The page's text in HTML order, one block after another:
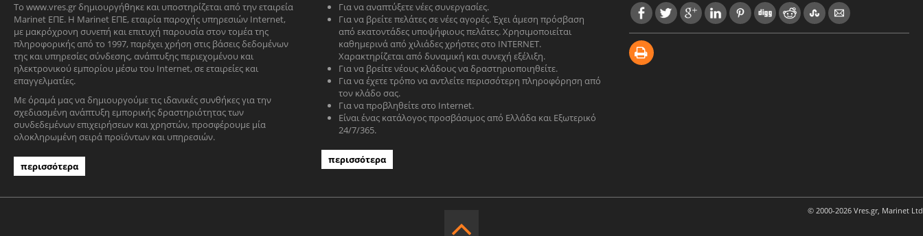
Το www.vres.gr δημιουργήθηκε και υποστηρίζεται από την εταιρεία
Marinet ΕΠΕ. Η Marinet ΕΠΕ, εταιρία παροχής υπηρεσιών Internet,
με μακρόχρονη συνεπή και επιτυχή παρουσία στον τομέα της
πληροφορικής από το 1997, παρέχει χρήση στις βάσεις δεδομένων
της και υπηρεσίες σύνδεσης, ανάπτυξης περιεχομένου και
ηλεκτρονικού εμπορίου μέσω του Internet, σε εταιρείες και
επαγγελματίες.
Με όραμά μας να δημιουργούμε τις ιδανικές συνθήκες για την
σχεδιασμένη ανάπτυξη εμπορικής δραστηριότητας των
συνδεδεμένων επιχειρήσεων και χρηστών, προσφέρουμε μία
ολοκληρωμένη σειρά προϊόντων και υπηρεσιών.
περισσότερα
Για να αναπτύξετε νέες συνεργασίες.
Για να βρείτε πελάτες σε νέες αγορές. Έχει άμεση πρόσβαση
από εκατοντάδες υποψήφιους πελάτες. Χρησιμοποιείται
καθημερινά από χιλιάδες χρήστες στο INTERNET.
Χαρακτηρίζεται από δυναμική και συνεχή εξέλιξη.
Για να βρείτε νέους κλάδους να δραστηριοποιηθείτε.
Για να έχετε τρόπο να αντλείτε περισσότερη πληροφόρηση από
τον κλάδο σας.
Για να προβληθείτε στο Internet.
Είναι ένας κατάλογος προσβάσιμος από Ελλάδα και Εξωτερικό
24/7/365.
περισσότερα
© 2000-2026 Vres.gr, Marinet Ltd